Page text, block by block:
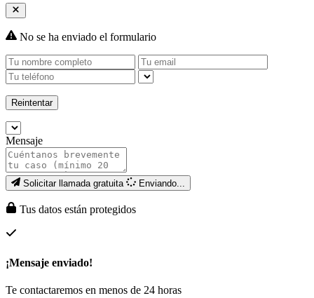
No se ha enviado el formulario
Reintentar
Mensaje
Solicitar llamada gratuita Enviando...
Tus datos están protegidos
¡Mensaje enviado!
Te contactaremos en menos de 24 horas